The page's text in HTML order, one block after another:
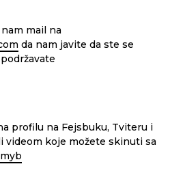
mail na
da nam javite da ste se
profilu na Fejsbuku, Tviteru i
videom koje možete skinuti sa